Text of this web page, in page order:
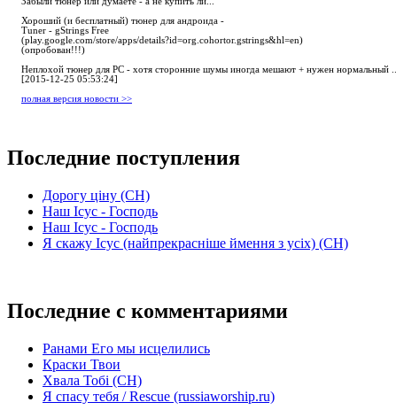
Хороший (и бесплатный) тюнер для андроида -
Tuner - gStrings Free
(play.google.com/store/apps/details?id=org.cohortor.gstrings&hl=en)
(опробован!!!)
Неплохой тюнер для РС - хотя сторонние шумы иногда мешают + нужен нормальный ...
[2015-12-25 05:53:24]
полная версия новости >>
Последние поступления
Дорогу ціну (СН)
Наш Ісус - Господь
Наш Ісус - Господь
Я скажу Ісус (найпрекрасніше ймення з усіх) (СН)
Последние с комментариями
Ранами Его мы исцелились
Краски Твои
Хвала Тобі (СН)
Я спасу тебя / Rescue (russiaworship.ru)